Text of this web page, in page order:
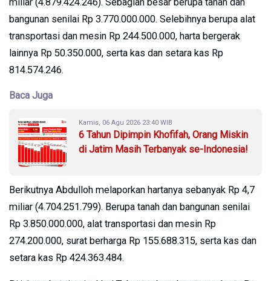
miliar (4.879.424.246). Sebagian besar berupa tanah dan
bangunan senilai Rp 3.770.000.000. Selebihnya berupa alat
transportasi dan mesin Rp 244.500.000, harta bergerak
lainnya Rp 50.350.000, serta kas dan setara kas Rp
814.574.246.
Baca Juga
Kamis, 06 Agu 2026 23:40 WIB
6 Tahun Dipimpin Khofifah, Orang Miskin
di Jatim Masih Terbanyak se-Indonesia!
Berikutnya Abdulloh melaporkan hartanya sebanyak Rp 4,7
miliar (4.704.251.799). Berupa tanah dan bangunan senilai
Rp 3.850.000.000, alat transportasi dan mesin Rp
274.200.000, surat berharga Rp 155.688.315, serta kas dan
setara kas Rp 424.363.484.